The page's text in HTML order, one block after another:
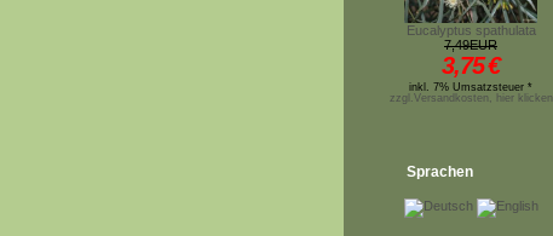
Eucalyptus spathulata
7,49EUR
3,75€
inkl. 7% Umsatzsteuer *
zzgl.Versandkosten, hier klicken
Sprachen